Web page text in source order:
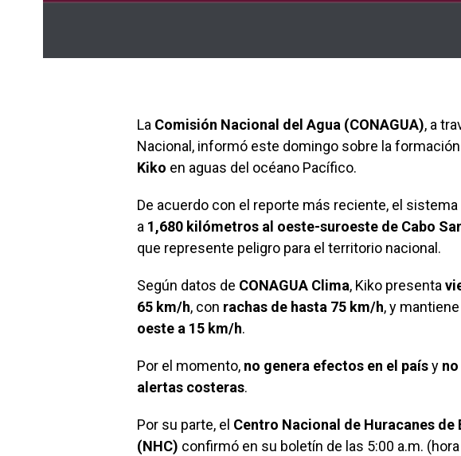
La Comisión Nacional del Agua (CONAGUA), a
Nacional, informó este domingo sobre la
Kiko en aguas del océano Pacífico.
De acuerdo con el reporte más reciente, el
a 1,680 kilómetros al oeste-suroeste de Cabo
que represente peligro para el territorio nacional.
Según datos de CONAGUA Clima, Kiko presenta
65 km/h, con rachas de hasta 75 km/h, y
oeste a 15 km/h.
Por el momento, no genera efectos en el paísy
alertas costeras.
Por su parte, el Centro Nacional de Huracanes de
(NHC) confirmó en su boletín de las 5:00 a.m.